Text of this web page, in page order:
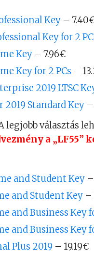
Key –
Key for 2
Key – 7.96€
Key for 2 PCs –
2019 LTSC
2019 Standard Key –
legjobb választás
a „LF55”
and Student Key
and Student Key –
and Business Key
and Business Key
Plus 2019 – 19.19€